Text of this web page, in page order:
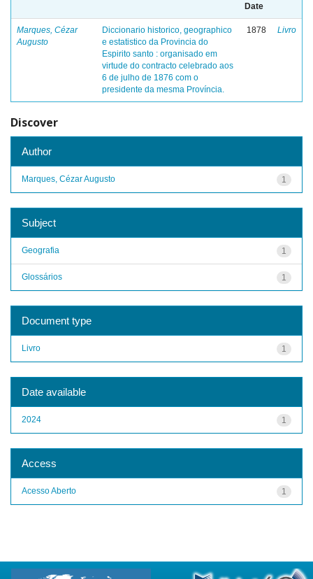
Date
Marques, Cézar
Augusto
Diccionario historico, geographico
e estatistico da Provincia do
Espirito santo : organisado em
virtude do contracto celebrado aos
6 de julho de 1876 com o
presidente da mesma Província.
1878 Livro
Discover
Author
1
Marques, Cézar Augusto
Subject
1
Geografia
1
Glossários
Document type
1
Livro
Date available
1
2024
Access
1
Acesso Aberto